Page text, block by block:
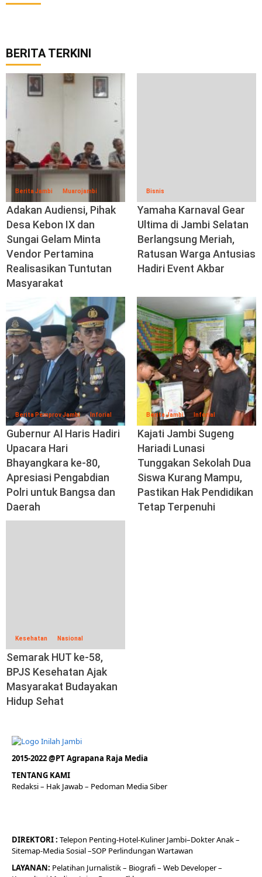
BERITA TERKINI
Berita Jambi Muarojambi
Adakan Audiensi, Pihak
Desa Kebon IX dan
Sungai Gelam Minta
Vendor Pertamina
Realisasikan Tuntutan
Masyarakat
Bisnis
Yamaha Karnaval Gear
Ultima di Jambi Selatan
Berlangsung Meriah,
Ratusan Warga Antusias
Hadiri Event Akbar
Berita Pemprov Jambi Inforial
Gubernur Al Haris Hadiri
Upacara Hari
Bhayangkara ke-80,
Apresiasi Pengabdian
Polri untuk Bangsa dan
Daerah
Berita Jambi Inforial
Kajati Jambi Sugeng
Hariadi Lunasi
Tunggakan Sekolah Dua
Siswa Kurang Mampu,
Pastikan Hak Pendidikan
Tetap Terpenuhi
Kesehatan Nasional
Semarak HUT ke-58,
BPJS Kesehatan Ajak
Masyarakat Budayakan
Hidup Sehat
2015-2022 @PT Agrapana Raja Media
TENTANG KAMI
Redaksi– Hak Jawab – Pedoman Media Siber
DIREKTORI: Telepon Penting-Hotel-KulinerJambi–DokterAnak –
Sitemap-Media Sosial –SOP Perlindungan Wartawan
LAYANAN: Pelatihan Jurnalistik – Biografi– Web Developer–